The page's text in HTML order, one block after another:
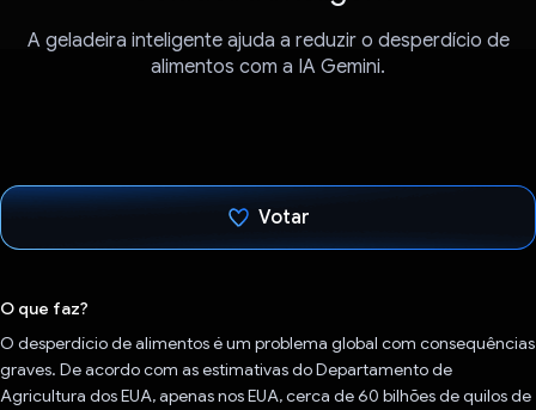
A geladeira inteligente ajuda a reduzir o desperdício de
alimentos com a IA Gemini.
Votar
O que faz?
O desperdício de alimentos é um problema global com consequências
graves. De acordo com as estimativas do Departamento de
Agricultura dos EUA, apenas nos EUA, cerca de 60 bilhões de quilos de